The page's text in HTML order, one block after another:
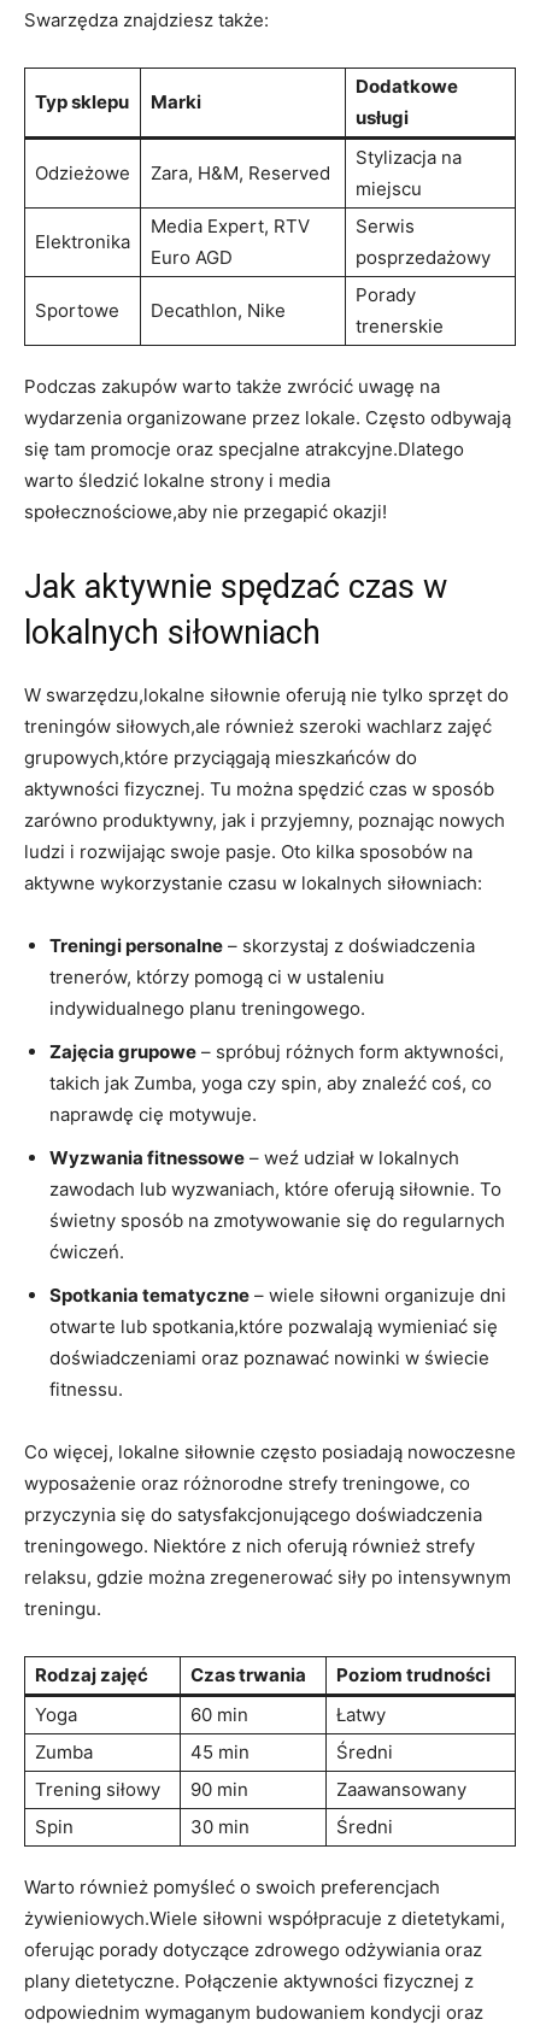
Swarzędza znajdziesz także:
Typ sklepu Marki
Dodatkowe
usługi
Odzieżowe Zara, H&M, Reserved
Stylizacja na
miejscu
Elektronika
Media Expert, RTV
Euro AGD
Serwis
posprzedażowy
Sportowe Decathlon, Nike
Porady
trenerskie
Podczas zakupów warto także zwrócić uwagę na
wydarzenia organizowane przez lokale. Często odbywają
się tam promocje oraz specjalne atrakcyjne.Dlatego
warto śledzić lokalne strony i media
społecznościowe,aby nie przegapić okazji!
Jak aktywnie spędzać czas w
lokalnych siłowniach
W swarzędzu,lokalne siłownie oferują nie tylko sprzęt do
treningów siłowych,ale również szeroki wachlarz zajęć
grupowych,które przyciągają mieszkańców do
aktywności fizycznej. Tu można spędzić czas w sposób
zarówno produktywny, jak i przyjemny, poznając nowych
ludzi i rozwijając swoje pasje. Oto kilka sposobów na
aktywne wykorzystanie czasu w lokalnych siłowniach:
Treningi personalne – skorzystaj z doświadczenia
trenerów, którzy pomogą ci w ustaleniu
indywidualnego planu treningowego.
Zajęcia grupowe – spróbuj różnych form aktywności,
takich jak Zumba, yoga czy spin, aby znaleźć coś, co
naprawdę cię motywuje.
Wyzwania fitnessowe – weź udział w lokalnych
zawodach lub wyzwaniach, które oferują siłownie. To
świetny sposób na zmotywowanie się do regularnych
ćwiczeń.
Spotkania tematyczne – wiele siłowni organizuje dni
otwarte lub spotkania,które pozwalają wymieniać się
doświadczeniami oraz poznawać nowinki w świecie
fitnessu.
Co więcej, lokalne siłownie często posiadają nowoczesne
wyposażenie oraz różnorodne strefy treningowe, co
przyczynia się do satysfakcjonującego doświadczenia
treningowego. Niektóre z nich oferują również strefy
relaksu, gdzie można zregenerować siły po intensywnym
treningu.
Rodzaj zajęć Czas trwania
Poziom trudności
Yoga
60 min
Łatwy
Zumba
45 min
Średni
Trening siłowy
90 min
Zaawansowany
Spin
30 min Średni
Warto również pomyśleć o swoich preferencjach
żywieniowych.Wiele siłowni współpracuje z dietetykami,
oferując porady dotyczące zdrowego odżywiania oraz
plany dietetyczne. Połączenie aktywności fizycznej z
odpowiednim wymaganym budowaniem kondycji oraz